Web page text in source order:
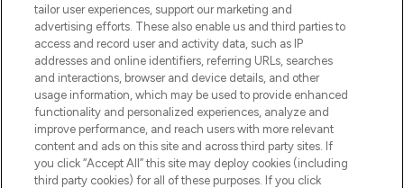
tailor user experiences, support our marketing and
advertising efforts. These also enable us and third parties to
access and record user and activity data, such as IP
addresses and online identifiers, referring URLs, searches
and interactions, browser and device details, and other
usage information, which may be used to provide enhanced
functionality and personalized experiences, analyze and
improve performance, and reach users with more relevant
content and ads on this site and across third party sites. If
you click “Accept All” this site may deploy cookies (including
third party cookies) for all of these purposes. If you click